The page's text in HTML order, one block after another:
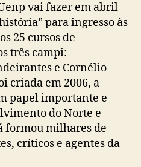
vai fazer em abril
para ingresso às
25 cursos de
três campi:
e Cornélio
criada em 2006, a
papel importante e
do Norte e
formou milhares de
críticos e agentes da